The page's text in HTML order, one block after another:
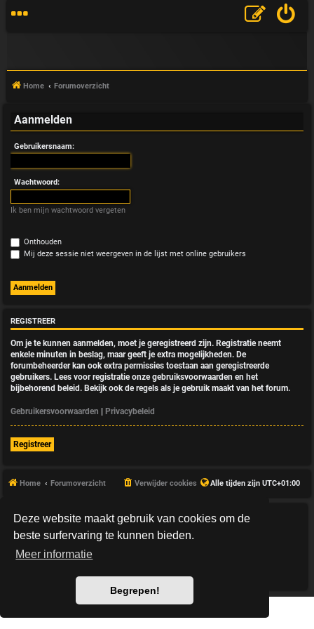
Deze website maakt gebruik van cookies om de
beste surfervaring te kunnen bieden.
Meer informatie
Begrepen!
V
&
A
Home Forumoverzicht
Aanmelden
Gebruikersnaam:
Wachtwoord:
Ik ben mijn wachtwoord vergeten
Onthouden
Mij deze sessie niet weergeven in de lijst met online gebruikers
REGISTREER
Om je te kunnen aanmelden, moet je geregistreerd zijn. Registratie neemt
enkele minuten in beslag, maar geeft je extra mogelijkheden. De
forumbeheerder kan ook extra permissies toestaan aan geregistreerde
gebruikers. Lees voor registratie onze gebruiksvoorwaarden en het
bijbehorend beleid. Bekijk ook de regels als je gebruik maakt van het forum.
Gebruikersvoorwaarden | Privacybeleid
Registreer
Home Forumoverzicht Alle tijden zijn UTC+01:00
Verwijder cookies
*HexagonReborn style byMannixMD
Style Version: 3.2.10
Powered by
Privacy|Gebruikersvoorwaarden